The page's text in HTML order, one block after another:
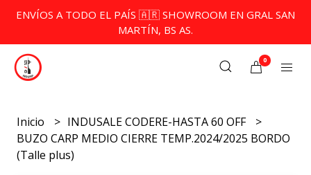
ENVÍOS A TODO EL PAÍS 🇦🇷 SHOWROOM EN GRAL SAN
MARTÍN, BS AS.
0
Inicio
INDUSALE CODERE-HASTA 60 OFF
BUZO CARP MEDIO CIERRE TEMP.2024/2025 BORDO
(Talle plus)